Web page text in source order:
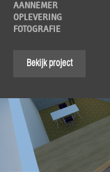
AANNEMER
OPLEVERING
FOTOGRAFIE
Bekijk project